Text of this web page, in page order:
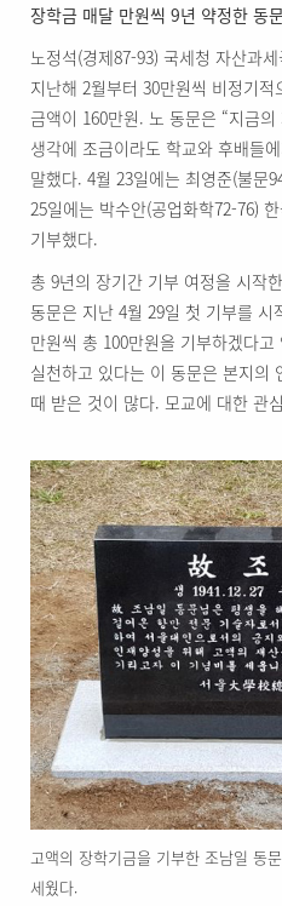
장학금 매달 만원씩 9년 약정한 동
노정석(경제87-93) 국세청 자산과
지난해 2월부터 30만원씩 비정기
금액이 160만원. 노 동문은 “지금
생각에 조금이라도 학교와 후배들
말했다. 4월 23일에는 최영준(불문
25일에는 박수안(공업화학72-76)
기부했다.
총 9년의 장기간 기부 여정을 시작
동문은 지난 4월 29일 첫 기부를 시
만원씩 총 100만원을 기부하겠다
실천하고 있다는 이 동문은 본지의
때 받은 것이 많다. 모교에 대한 관
고액의 장학기금을 기부한 조남일 동
세웠다.